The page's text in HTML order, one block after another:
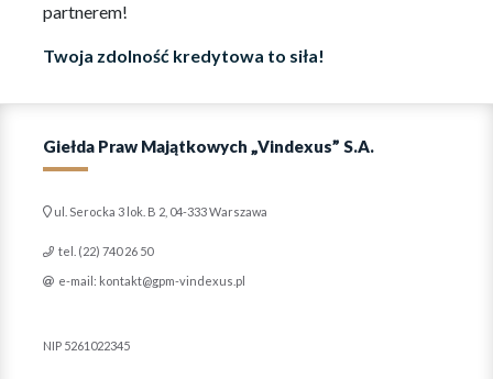
partnerem!
Twoja zdolność kredytowa to siła!
Giełda Praw Majątkowych „Vindexus” S.A.
ul. Serocka 3 lok. B 2, 04-333 Warszawa
tel. (22) 740 26 50
e-mail: kontakt@gpm-vindexus.pl
NIP 5261022345